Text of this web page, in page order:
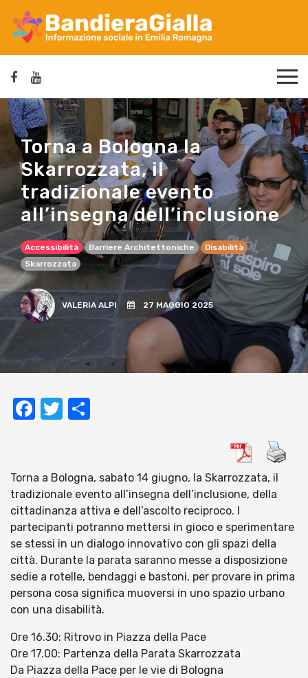
Torna a Bologna la
Skarrozzata, il
tradizionale evento
all’insegna dell’inclusione
Accessibilità Barriere Architettoniche
Disabilità
Skarrozzata
VALERIA ALPI 27 MAGGIO 2025
Facebook
Twitter
Torna a Bologna, sabato 14 giugno, la Skarrozzata, il
tradizionale evento all’insegna dell’inclusione, della
cittadinanza attiva e dell’ascolto reciproco. I
partecipanti potranno mettersi in gioco e sperimentare
se stessi in un dialogo innovativo con gli spazi della
città. Durante la parata saranno messe a disposizione
sedie a rotelle, bendaggi e bastoni, per provare in prima
persona cosa significa muoversi in uno spazio urbano
con una disabilità.
Ore 16.30: Ritrovo in Piazza della Pace
Ore 17.00: Partenza della Parata Skarrozzata
Da Piazza della Pace per le vie di Bologna